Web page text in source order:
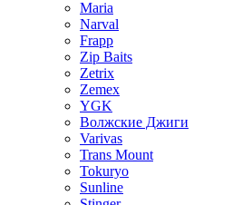
Maria
Narval
Frapp
Zip Baits
Zetrix
Zemex
YGK
Волжские Джиги
Varivas
Trans Mount
Tokuryo
Sunline